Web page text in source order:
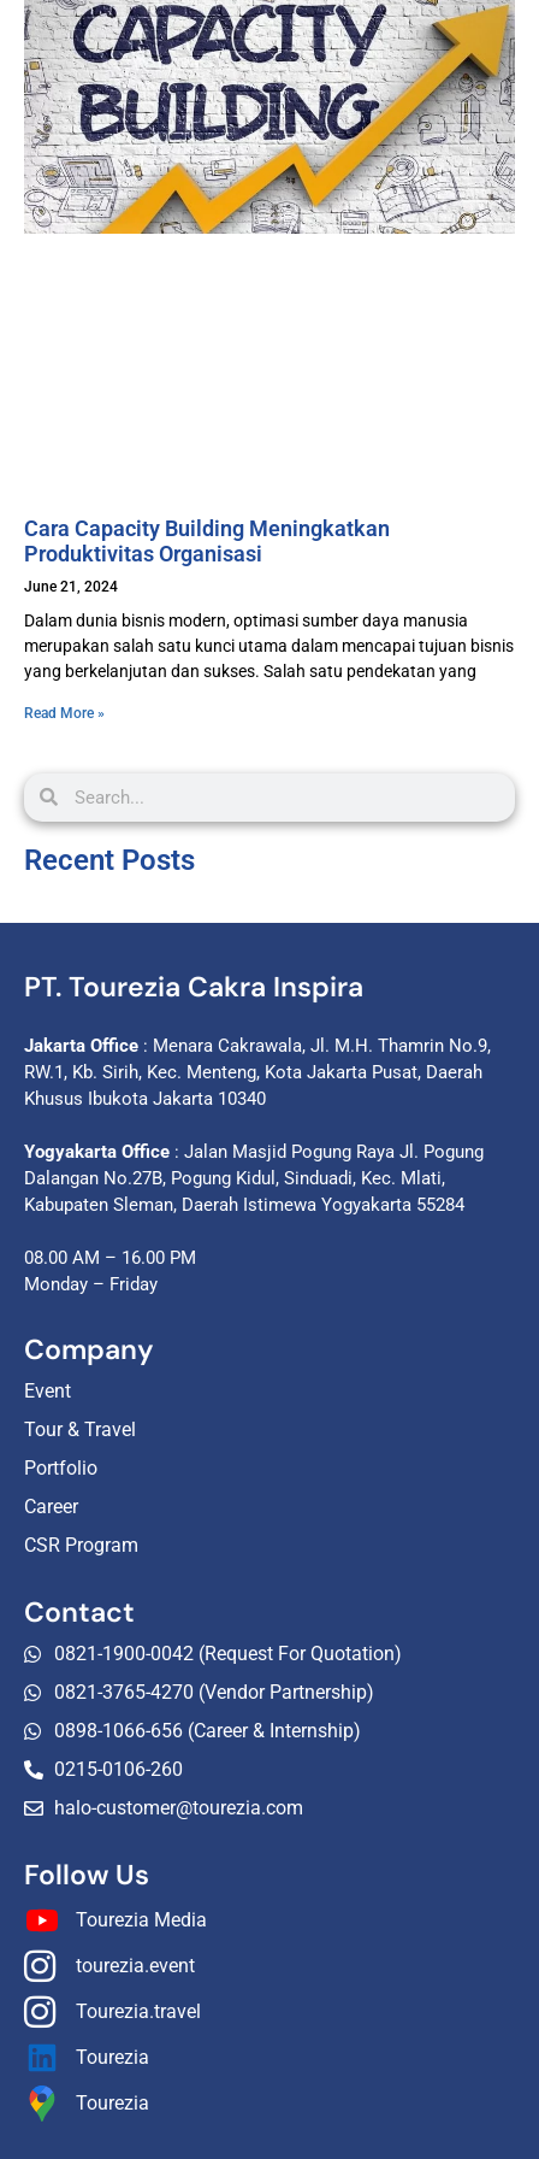
Cara Capacity Building Meningkatkan
Produktivitas Organisasi
June 21, 2024
Dalam dunia bisnis modern, optimasi sumber daya manusia
merupakan salah satu kunci utama dalam mencapai tujuan bisnis
yang berkelanjutan dan sukses. Salah satu pendekatan yang
Read More »
Recent Posts
PT. Tourezia Cakra Inspira
Jakarta Office : Menara Cakrawala, Jl. M.H. Thamrin No.9,
RW.1, Kb. Sirih, Kec. Menteng, Kota Jakarta Pusat, Daerah
Khusus Ibukota Jakarta 10340
Yogyakarta Office : Jalan Masjid Pogung Raya Jl. Pogung
Dalangan No.27B, Pogung Kidul, Sinduadi, Kec. Mlati,
Kabupaten Sleman, Daerah Istimewa Yogyakarta 55284
08.00 AM – 16.00 PM
Monday – Friday
Company
Event
Tour & Travel
Portfolio
Career
CSR Program
Contact
0821-1900-0042 (Request For Quotation)
0821-3765-4270 (Vendor Partnership)
0898-1066-656 (Career & Internship)
0215-0106-260
halo-customer@tourezia.com
Follow Us
Tourezia Media
tourezia.event
Tourezia.travel
Tourezia
Tourezia